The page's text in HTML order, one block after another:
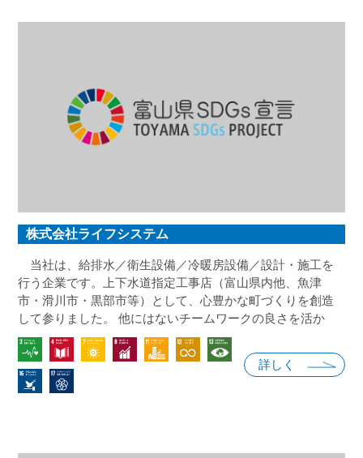
株式会社ライフシステム
当社は、給排水／衛生設備／冷暖房設備／設計・施工を
行う企業です。上下水道指定工事店（富山県内他、魚津
市・滑川市・黒部市等）として、心豊かな町づくりを創造
して参りました。 他にはないチームワークの良さを活か
し、「常に求められる良きパートナーとしてお客様と向き
合っていきたい」と考えています。 毎日を気持ちよく過
ごすために、企業強化を図り、従業員の生活の安定と地域
社会への貢献を目指し、ＳＤＧｓに賛同し、事業活動を通
詳しく